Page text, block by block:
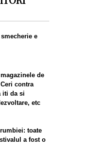
e
de
contra
iti da si
etc
toate
a fost o